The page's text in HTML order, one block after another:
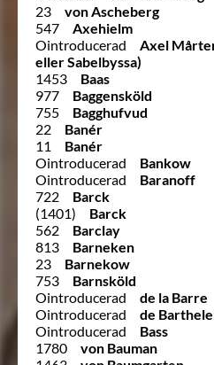
23
von Ascheberg
547
Axehielm
Ointroducerad
Axel
eller Sabelbyssa)
1453
Baas
977
Baggensköld
755
Bagghufvud
22
Banér
11
Banér
Ointroducerad
Bankow
Ointroducerad
Baranoff
722
Barck
(1401)
Barck
562
Barclay
813
Barneken
23
Barnekow
753
Barnsköld
Ointroducerad
de la Barre
Ointroducerad
de
Ointroducerad
Bass
1780
von Bauman